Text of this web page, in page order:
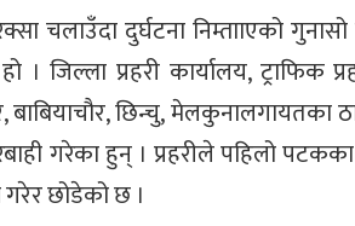
चलाउँदा दुर्घटना निम्तााएको
। जिल्ला प्रहरी कार्यालय, ट्राफिक
बाबियाचौर, छिन्चु,
गरेका हुन् । प्रहरीले पहिलो
गरेर छोडेको छ ।